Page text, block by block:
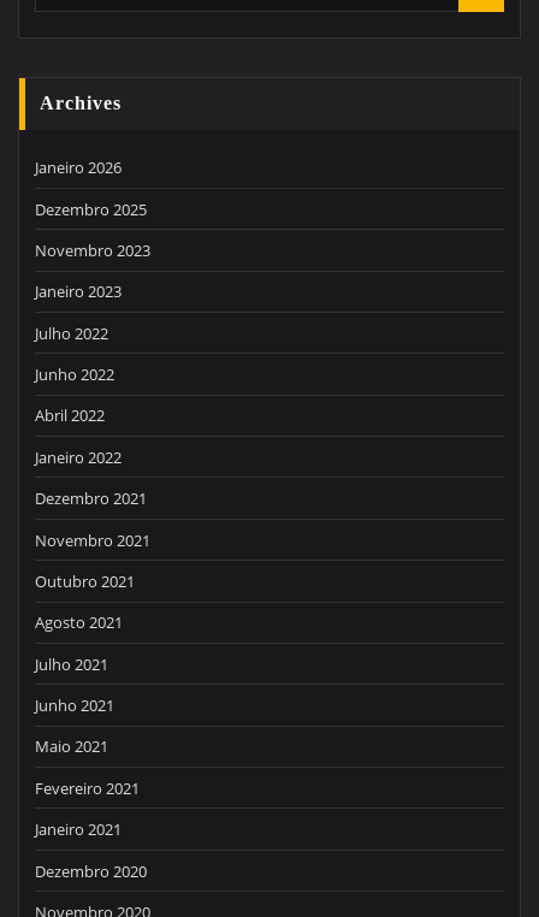
Archives
Janeiro 2026
Dezembro 2025
Novembro 2023
Janeiro 2023
Julho 2022
Junho 2022
Abril 2022
Janeiro 2022
Dezembro 2021
Novembro 2021
Outubro 2021
Agosto 2021
Julho 2021
Junho 2021
Maio 2021
Fevereiro 2021
Janeiro 2021
Dezembro 2020
Novembro 2020